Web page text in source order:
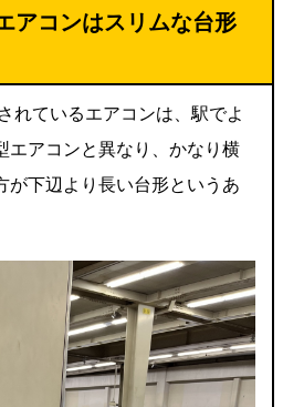
アコンはスリムな台形
れているエアコンは、駅でよ
エアコンと異なり、かなり横
が下辺より長い台形というあ